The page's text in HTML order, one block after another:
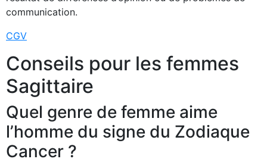
communication.
CGV
Conseils pour les femmes
Sagittaire
Quel genre de femme aime
l’homme du signe du Zodiaque
Cancer ?